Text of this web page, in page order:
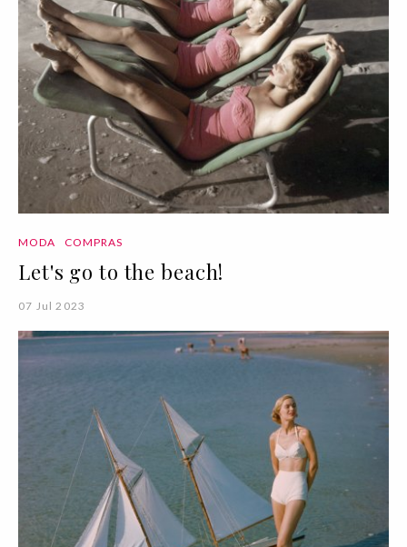
MODA COMPRAS
Let's go to the beach!
07 Jul 2023